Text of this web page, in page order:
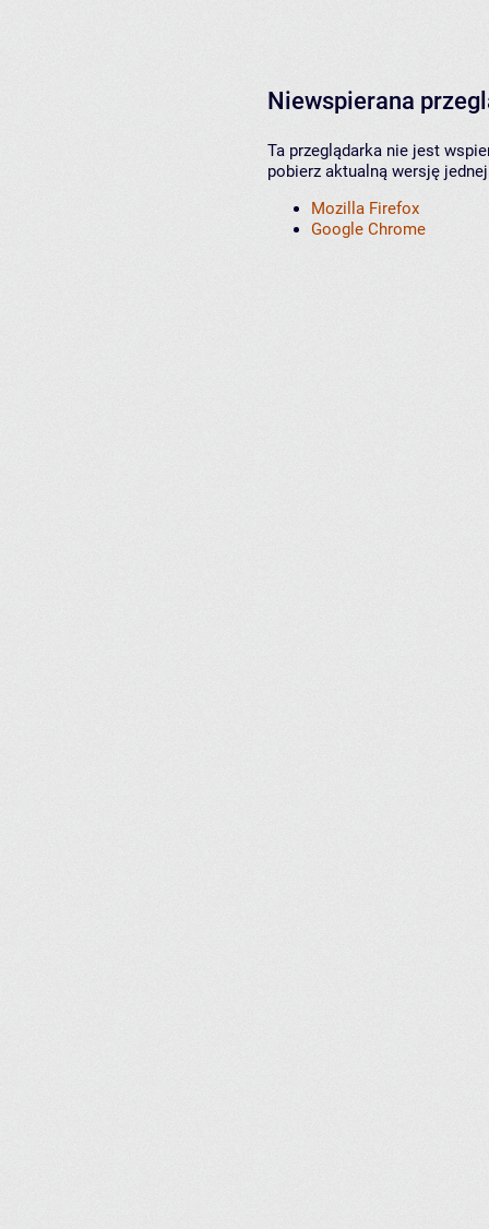
Niewspierana
Ta przeglądarka nie jest
pobierz aktualną wersję
Mozilla Firefox
Google Chrome